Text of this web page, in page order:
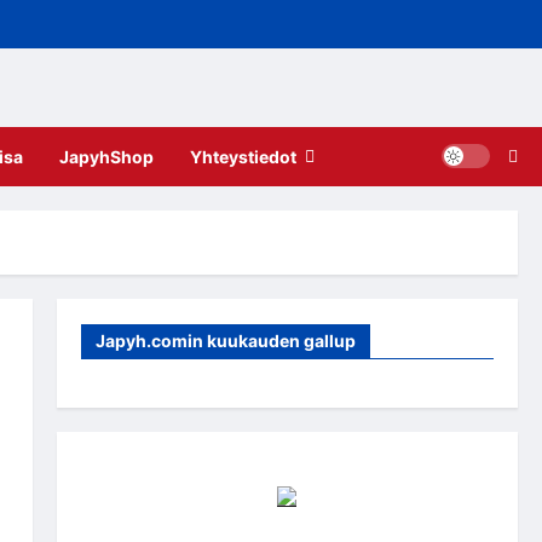
JapyhShop Yhteystiedot
Japyh.comin kuukauden gallup